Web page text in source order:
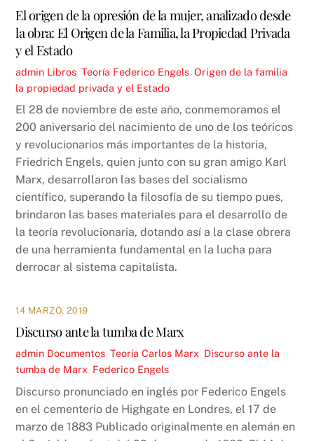
El origen de la opresión de la mujer, analizado desde
la obra: El Origen de la Familia, la Propiedad Privada
y el Estado
admin Libros ,Teoría Federico Engels ,Origen de la familia
la propiedad privada y el Estado
El 28 de noviembre de este año, conmemoramos el
200 aniversario del nacimiento de uno de los teóricos
y revolucionarios más importantes de la historia,
Friedrich Engels, quien junto con su gran amigo Karl
Marx, desarrollaron las bases del socialismo
científico, superando la filosofía de su tiempo pues,
brindaron las bases materiales para el desarrollo de
la teoría revolucionaria, dotando así a la clase obrera
de una herramienta fundamental en la lucha para
derrocar al sistema capitalista.
14 MARZO, 2019
Discurso ante la tumba de Marx
admin Documentos ,Teoría Carlos Marx Discurso ante la
tumba de Marx Federico Engels
Discurso pronunciado en inglés por Federico Engels
en el cementerio de Highgate en Londres, el 17 de
marzo de 1883 Publicado originalmente en alemán en